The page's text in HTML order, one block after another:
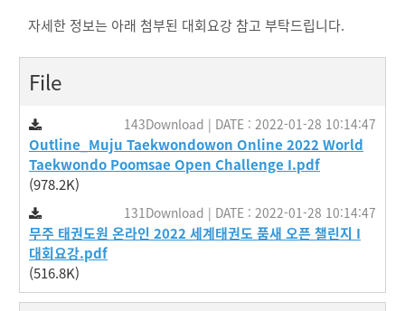
자세한 정보는 아래 첨부된 대회요강 참고 부탁드립니다.
File
Outline_Muju Taekwondowon Online 2022 World
Taekwondo Poomsae Open Challenge I.pdf
(978.2K)
143Download | DATE : 2022-01-28 10:14:47
무주 태권도원 온라인 2022 세계태권도 품새 오픈 챌린지 I
대회요강.pdf
(516.8K)
131Download | DATE : 2022-01-28 10:14:47